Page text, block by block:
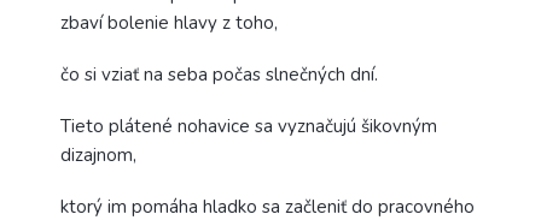
zbaví bolenie hlavy z toho,
čo si vziať na seba počas slnečných dní.
Tieto plátené nohavice sa vyznačujú šikovným
dizajnom,
ktorý im pomáha hladko sa začleniť do pracovného